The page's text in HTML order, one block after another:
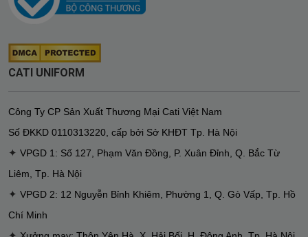
CATI UNIFORM
Công Ty CP Sản Xuất Thương Mại Cati Việt Nam
Số ĐKKD 0110313220 cấp bởi Sở KHĐT Tp. Hà Nội
✦ VPGD 1: Số 127, Phạm Văn Đồng, P. Xuân Đỉnh, Q. Bắc Từ
Liêm, Tp. Hà Nội
✦ VPGD 2: 12 Nguyễn Bỉnh Khiêm, Phường 1, Q. Gò Vấp, Tp. Hồ
Chí Minh